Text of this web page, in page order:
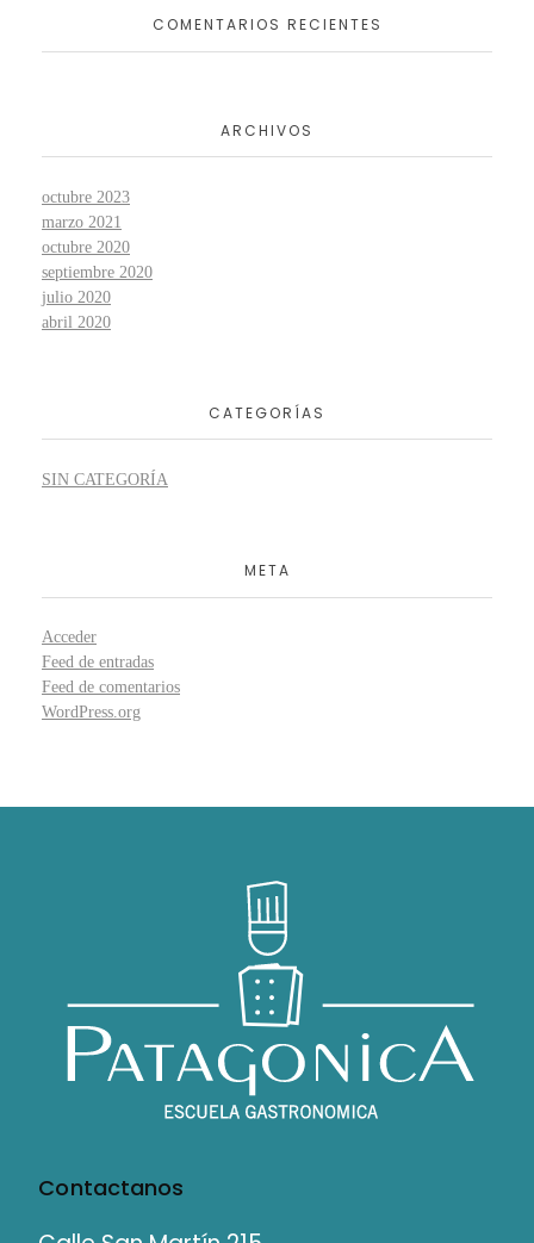
COMENTARIOS RECIENTES
ARCHIVOS
octubre 2023
marzo 2021
octubre 2020
septiembre 2020
julio 2020
abril 2020
CATEGORÍAS
SIN CATEGORÍA
META
Acceder
Feed de entradas
Feed de comentarios
WordPress.org
Contactanos